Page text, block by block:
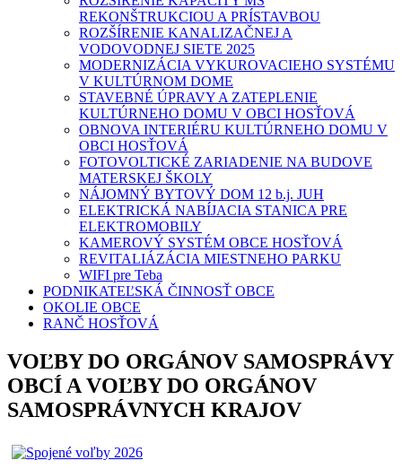
REKONŠTRUKCIOU A PRÍSTAVBOU
ROZŠÍRENIE KANALIZAČNEJ A
VODOVODNEJ SIETE 2025
MODERNIZÁCIA VYKUROVACIEHO SYSTÉMU
V KULTÚRNOM DOME
STAVEBNÉ ÚPRAVY A ZATEPLENIE
KULTÚRNEHO DOMU V OBCI HOSŤOVÁ
OBNOVA INTERIÉRU KULTÚRNEHO DOMU V
OBCI HOSŤOVÁ
FOTOVOLTICKÉ ZARIADENIE NA BUDOVE
MATERSKEJ ŠKOLY
NÁJOMNÝ BYTOVÝ DOM 12 b.j. JUH
ELEKTRICKÁ NABÍJACIA STANICA PRE
ELEKTROMOBILY
KAMEROVÝ SYSTÉM OBCE HOSŤOVÁ
REVITALIÁZÁCIA MIESTNEHO PARKU
WIFI pre Teba
PODNIKATEĽSKÁ ČINNOSŤ OBCE
OKOLIE OBCE
RANČ HOSŤOVÁ
VOĽBY DO ORGÁNOV SAMOSPRÁVY
OBCÍ A VOĽBY DO ORGÁNOV
SAMOSPRÁVNYCH KRAJOV